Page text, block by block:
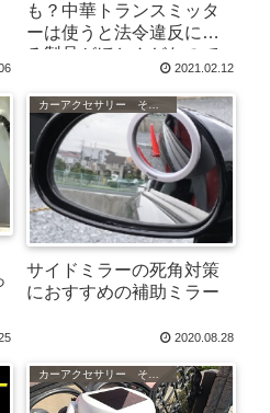
も？中華トランスミッタ
ーは使うと法令違反にな
る製品がほとんどなので
はないか？という話2021.02.12
サイドミラーの死角対策
におすすめの補助ミラー
2020.08.28